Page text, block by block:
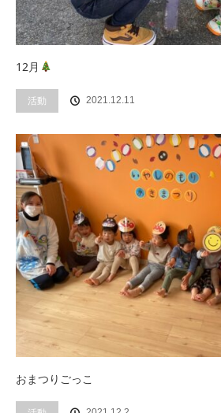
12月
活動 2021.12.11
おまつりごっこ